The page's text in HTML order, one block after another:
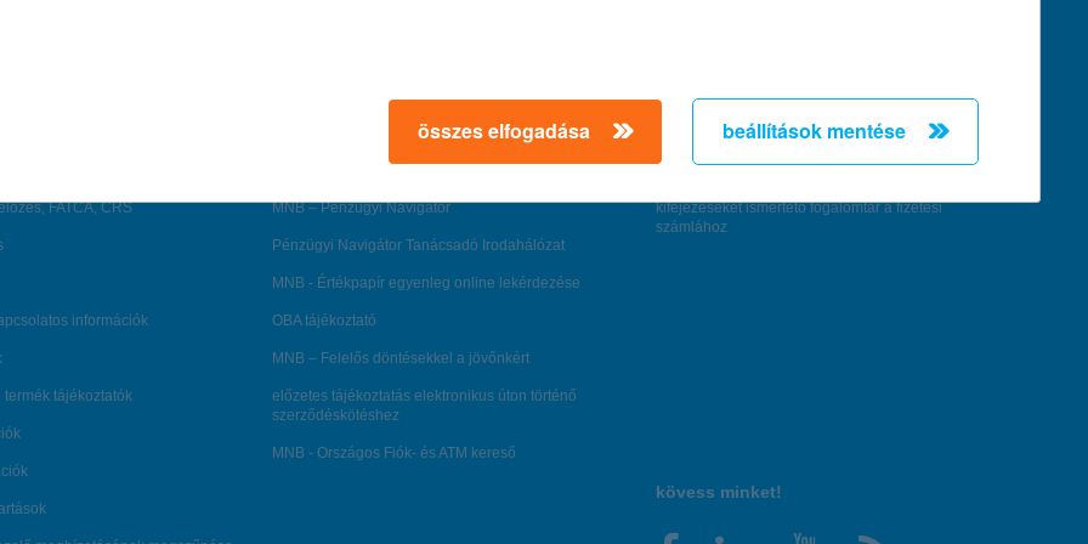
FATCA, CRS
információk
tájékoztatók
gyűjtőszámlahitel információk
természetes személyek adósságrendezése
MNB – Pénzügyi Navigátor
Pénzügyi Navigátor Tanácsadó Irodahálózat
MNB - Értékpapír egyenleg online lekérdezése
OBA tájékoztató
MNB – Felelős döntésekkel a jövőnkért
előzetes tájékoztatás elektronikus úton történő
szerződéskötéshez
MNB - Országos Fiók- és ATM kereső
általános szerződési feltételek
üzletszabályzat
aktuális, MNB által közzétett BUBOR értékek
kifejezéseket ismertető fogalomtár a fizetési
számlához
kövess minket!
összes elfogadása beállítások mentése